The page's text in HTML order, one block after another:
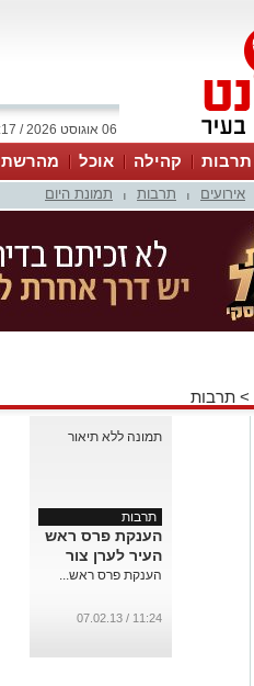
06 אוגוסט 2026 / 06:17
תרבות קהילה אוכל מהרשת
אירועים תרבות תמונת היום
> תרבות
תרבות
הענקת פרס ראש
העיר לערן צור
הענקת פרס ראש...
11:24 / 07.02.13